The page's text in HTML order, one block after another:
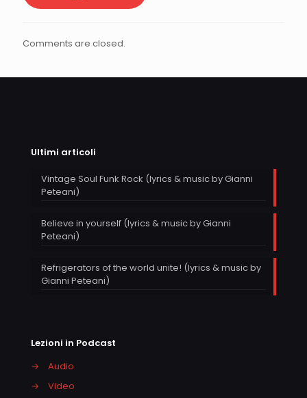
Comments are closed.
Ultimi articoli
Vintage Soul Funk Rock (lyrics & music by Gianni
Peteani)
Believe in yourself (lyrics & music by Gianni
Peteani)
Refrigerators of the world unite! (lyrics & music by
Gianni Peteani)
Lezioni in Podcast
→
Audio
→
Video